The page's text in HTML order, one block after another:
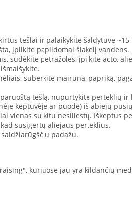
tešlai ir palaikykite šaldytuve ~15
įpilkite papildomai šlakelį vandens.
sudėkite petražoles, įpilkite acto,
suberkite mairūną, papriką,
tešlą, nupurtykite perteklių ir
keptuvėje ar puode) iš abiejų
vienas su kitu nesiliestų. Iškeptus
susigertų aliejaus perteklius.
padažu.
kuriuose jau yra kildančių